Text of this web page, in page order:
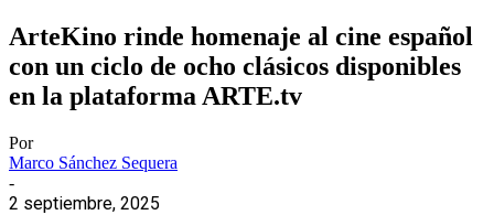
ArteKino rinde homenaje al cine español
con un ciclo de ocho clásicos disponibles
en la plataforma ARTE.tv
Por
Marco Sánchez Sequera
-
2 septiembre, 2025